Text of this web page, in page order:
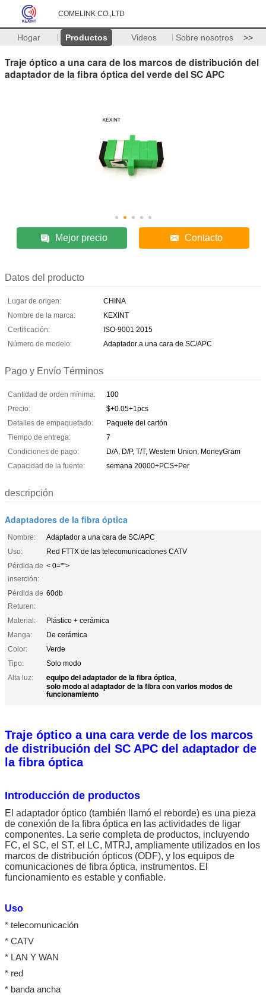
COMELINK CO.,LTD
Hogar Productos Videos Sobre nosotros >>
Traje óptico a una cara de los marcos de distribución del
adaptador de la fibra óptica del verde del SC APC
Mejor precio Contacto
Datos del producto
Lugar de origen:
CHINA
Nombre de la marca:
KEXINT
Certificación:
ISO-9001 2015
Número de modelo:
Adaptador a una cara de SC/APC
Pago y Envío Términos
Cantidad de orden mínima:
100
Precio:
$+0.05+1pcs
Detalles de empaquetado:
Paquete del cartón
Tiempo de entrega:
7
Condiciones de pago:
D/A, D/P, T/T, Western Union, MoneyGram
Capacidad de la fuente:
semana 20000+PCS+Per
descripción
Adaptadores de la fibra óptica
Nombre:
Adaptador a una cara de SC/APC
Uso:
Red FTTX de las telecomunicaciones CATV
Pérdida de
inserción:
< 0="">
Pérdida de
Returen:
60db
Material:
Plástico + cerámica
Manga:
De cerámica
Color:
Verde
Tipo:
Solo modo
Alta luz:
equipo del adaptador de la fibra óptica,
solo modo al adaptador de la fibra con varios modos de
funcionamiento
Traje óptico a una cara verde de los marcos
de distribución del SC APC del adaptador de
la fibra óptica
Introducción de productos
El adaptador óptico (también llamó el reborde) es una pieza
de conexión de la fibra óptica en las actividades de ligar
componentes. La serie completa de productos, incluyendo
FC, el SC, el ST, el LC, MTRJ, ampliamente utilizados en los
marcos de distribución ópticos (ODF), y los equipos de
comunicaciones de fibra óptica, instrumentos. El
funcionamiento es estable y confiable.
Uso
* telecomunicación
* CATV
* LAN Y WAN
* red
* banda ancha